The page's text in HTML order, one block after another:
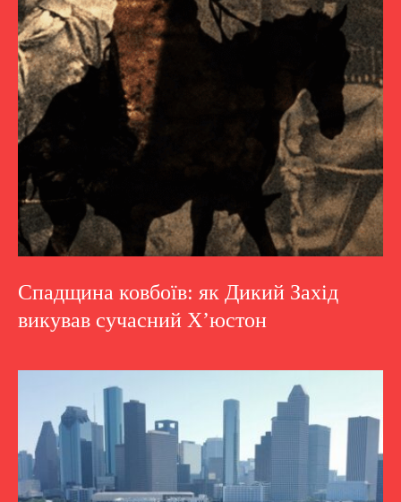
Спадщина ковбоїв: як Дикий Захід
викував сучасний Х’юстон